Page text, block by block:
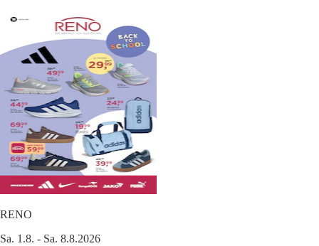
RENO
Sa. 1.8. - Sa. 8.8.2026